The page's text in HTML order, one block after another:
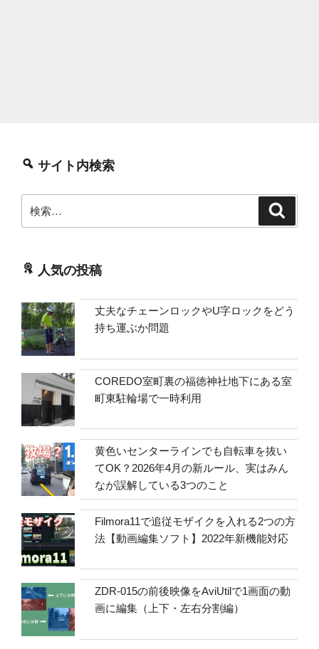
サイト内検索
索:
人気の投稿
丈夫なチェーンロックやU字ロックをどう
持ち運ぶか問題
COREDO室町裏の福徳神社地下にある室
町東駐輪場で一時利用
黄色いセンターラインでも自転車を抜い
てOK？2026年4月の新ルール、実はみん
なが誤解している3つのこと
Filmora11で追従モザイクを入れる2つの方
法【動画編集ソフト】2022年新機能対応
ZDR-015の前後映像をAviUtilで1画面の動
画に編集（上下・左右分割編）